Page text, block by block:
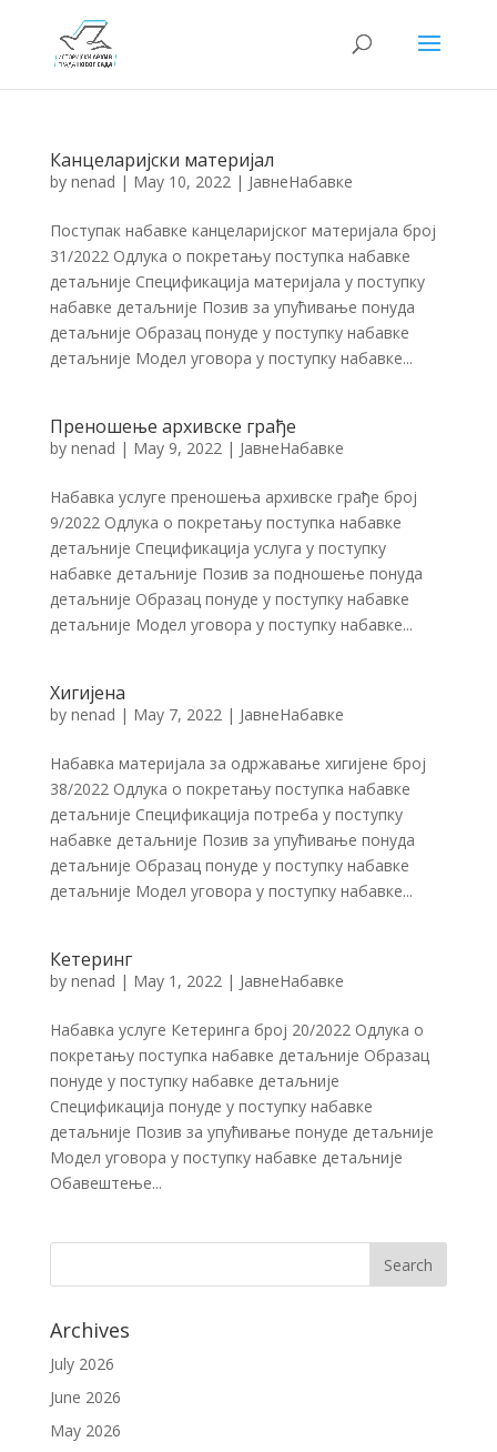
Канцеларијски материјал
by nenad | May 10, 2022| ЈавнеНабавке
Поступак набавке канцеларијског материјала број
31/2022 Одлука о покретању поступка набавке
детаљније Спецификација материјала у поступку
набавке детаљније Позив за упућивање понуда
детаљније Образац понуде у поступку набавке
детаљније Модел уговора у поступку набавке...
Преношење архивске грађе
by nenad | May 9, 2022| ЈавнеНабавке
Набавка услуге преношења архивске грађе број
9/2022 Одлука о покретању поступка набавке
детаљније Спецификација услуга у поступку
набавке детаљније Позив за подношење понуда
детаљније Образац понуде у поступку набавке
детаљније Модел уговора у поступку набавке...
Хигијена
by nenad | May 7, 2022| ЈавнеНабавке
Набавка материјала за одржавање хигијене број
38/2022 Одлука о покретању поступка набавке
детаљније Спецификација потреба у поступку
набавке детаљније Позив за упућивање понуда
детаљније Образац понуде у поступку набавке
детаљније Модел уговора у поступку набавке...
Кетеринг
by nenad | May 1, 2022| ЈавнеНабавке
Набавка услуге Кетеринга број 20/2022 Одлука о
покретању поступка набавке детаљније Образац
понуде у поступку набавке детаљније
Спецификација понуде у поступку набавке
детаљније Позив за упућивање понуде детаљније
Модел уговора у поступку набавке детаљније
Обавештење...
Archives
July 2026
June 2026
May 2026